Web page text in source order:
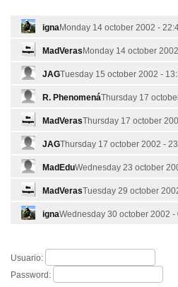
ignaMonday 14 october 2002 -
MadVeras Monday 14 october
JAGTuesday 15 october 2002 -
R. PhenomenáThursday 17
MadVerasThursday 17 october
JAGThursday 17 october 2002 -
MadEduWednesday 23 october
MadVerasTuesday 29 october
ignaWednesday 30 october 2002 -
Usuario:
Password: